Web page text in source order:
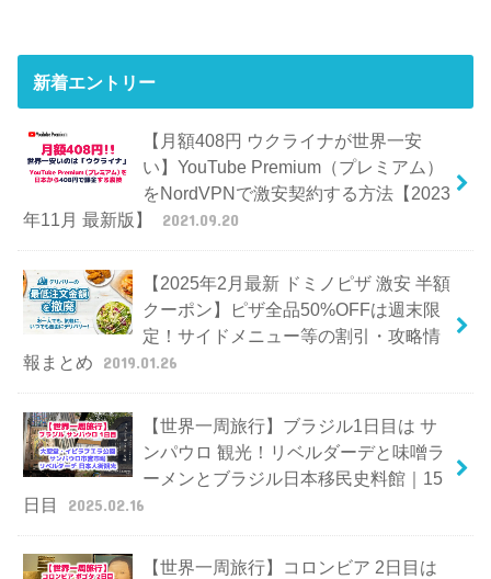
新着エントリー
【月額408円 ウクライナが世界一安
い】YouTube Premium（プレミアム）
をNordVPNで激安契約する方法【2023
年11月 最新版】
2021.09.20
【2025年2月最新 ドミノピザ 激安 半額
クーポン】ピザ全品50%OFFは週末限
定！サイドメニュー等の割引・攻略情
報まとめ
2019.01.26
【世界一周旅行】ブラジル1日目は サ
ンパウロ 観光！リベルダーデと味噌ラ
ーメンとブラジル日本移民史料館｜15
日目
2025.02.16
【世界一周旅行】コロンビア 2日目は